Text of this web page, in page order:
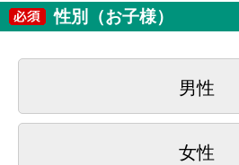
性別（お子様）
男性
女性